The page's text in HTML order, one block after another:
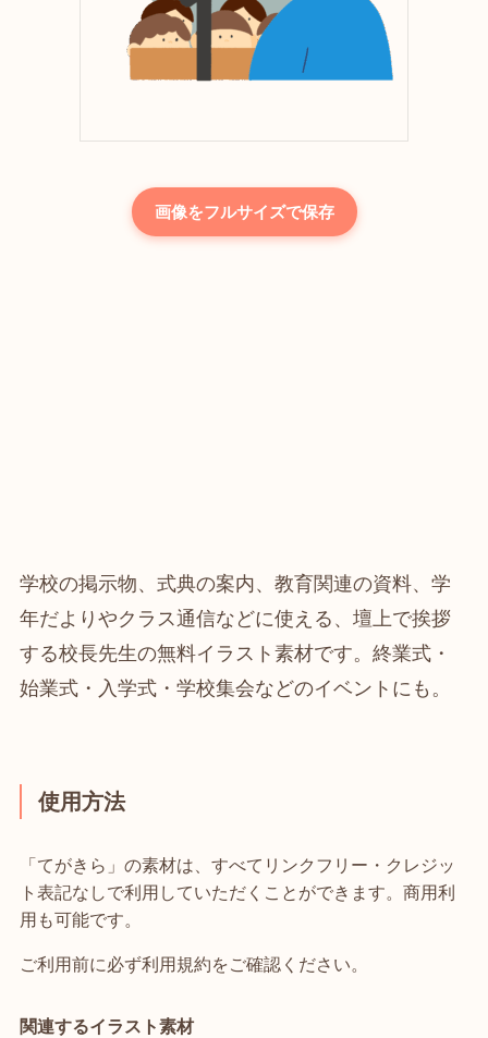
画像をフルサイズで保存
学校の掲示物、式典の案内、教育関連の資料、学
年だよりやクラス通信などに使える、壇上で挨拶
する校長先生の無料イラスト素材です。終業式・
始業式・入学式・学校集会などのイベントにも。
使用方法
「てがきら」の素材は、すべてリンクフリー・クレジッ
ト表記なしで利用していただくことができます。商用利
用も可能です。
ご利用前に必ず利用規約をご確認ください。
関連するイラスト素材